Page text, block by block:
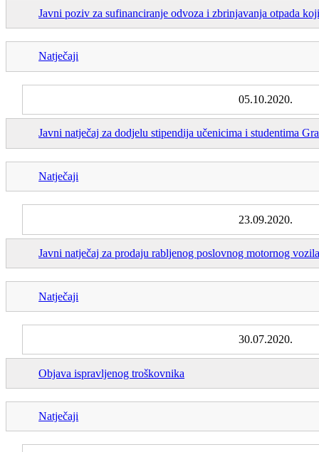
Javni poziv za sufinanciranje odvoza i zbrinjavanja otpada
Natječaji
05.10.2020.
Javni natječaj za dodjelu stipendija učenicima i studentima
Natječaji
23.09.2020.
Javni natječaj za prodaju rabljenog poslovnog motornog
Natječaji
30.07.2020.
Objava ispravljenog troškovnika
Natječaji